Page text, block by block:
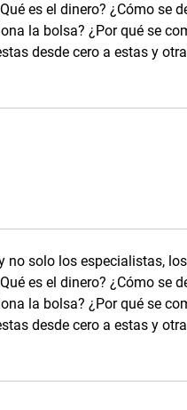
es el dinero? ¿Cómo se
la bolsa? ¿Por qué se
desde cero a estas y
no solo los especialistas,
es el dinero? ¿Cómo se
la bolsa? ¿Por qué se
desde cero a estas y